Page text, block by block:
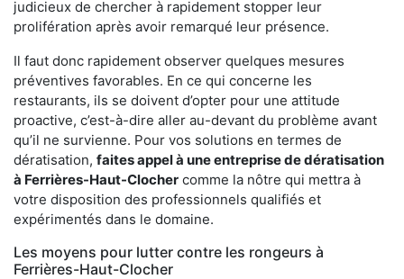
judicieux de chercher à rapidement stopper leur
prolifération après avoir remarqué leur présence.
Il faut donc rapidement observer quelques mesures
préventives favorables. En ce qui concerne les
restaurants, ils se doivent d’opter pour une attitude
proactive, c’est-à-dire aller au-devant du problème avant
qu’il ne survienne. Pour vos solutions en termes de
dératisation, faites appel à une entreprise de dératisation
à Ferrières-Haut-Clocher comme la nôtre qui mettra à
votre disposition des professionnels qualifiés et
expérimentés dans le domaine.
Les moyens pour lutter contre les rongeurs à
Ferrières-Haut-Clocher